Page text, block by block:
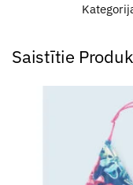
Saistītie